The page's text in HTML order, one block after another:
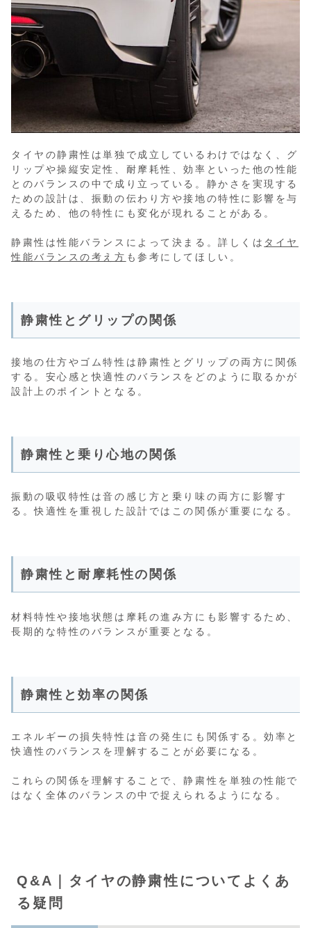
タイヤの静粛性は単独で成立しているわけではなく、グ
リップや操縦安定性、耐摩耗性、効率といった他の性能
とのバランスの中で成り立っている。静かさを実現する
ための設計は、振動の伝わり方や接地の特性に影響を与
えるため、他の特性にも変化が現れることがある。
静粛性は性能バランスによって決まる。詳しくは タイヤ
性能バランスの考え方 も参考にしてほしい。
静粛性とグリップの関係
接地の仕方やゴム特性は静粛性とグリップの両方に関係
する。安心感と快適性のバランスをどのように取るかが
設計上のポイントとなる。
静粛性と乗り心地の関係
振動の吸収特性は音の感じ方と乗り味の両方に影響す
る。快適性を重視した設計ではこの関係が重要になる。
静粛性と耐摩耗性の関係
材料特性や接地状態は摩耗の進み方にも影響するため、
長期的な特性のバランスが重要となる。
静粛性と効率の関係
エネルギーの損失特性は音の発生にも関係する。効率と
快適性のバランスを理解することが必要になる。
これらの関係を理解することで、静粛性を単独の性能で
はなく全体のバランスの中で捉えられるようになる。
Q&A｜タイヤの静粛性についてよくあ
る疑問